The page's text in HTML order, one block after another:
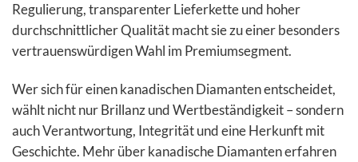
Regulierung, transparenter Lieferkette und hoher
durchschnittlicher Qualität macht sie zu einer besonders
vertrauenswürdigen Wahl im Premiumsegment.
Wer sich für einen kanadischen Diamanten entscheidet,
wählt nicht nur Brillanz und Wertbeständigkeit – sondern
auch Verantwortung, Integrität und eine Herkunft mit
Geschichte. Mehr über kanadische Diamanten erfahren